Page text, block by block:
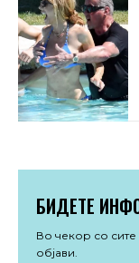
БИДЕТЕ
Во чекор со сите
објави.